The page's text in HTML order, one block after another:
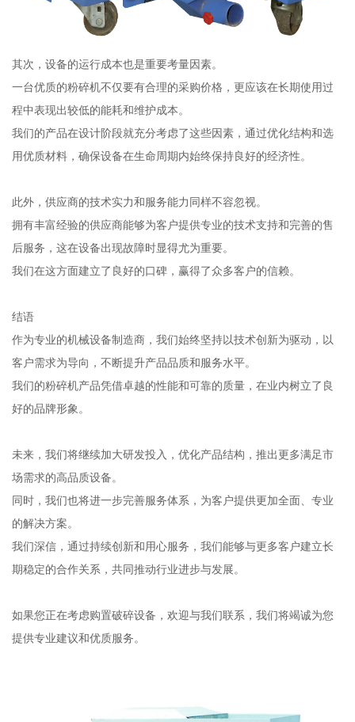
其次，设备的运行成本也是重要考量因素。
一台优质的粉碎机不仅要有合理的采购价格，更应该在长期使用过
程中表现出较低的能耗和维护成本。
我们的产品在设计阶段就充分考虑了这些因素，通过优化结构和选
用优质材料，确保设备在生命周期内始终保持良好的经济性。
此外，供应商的技术实力和服务能力同样不容忽视。
拥有丰富经验的供应商能够为客户提供专业的技术支持和完善的售
后服务，这在设备出现故障时显得尤为重要。
我们在这方面建立了良好的口碑，赢得了众多客户的信赖。
结语
作为专业的机械设备制造商，我们始终坚持以技术创新为驱动，以
客户需求为导向，不断提升产品品质和服务水平。
我们的粉碎机产品凭借卓越的性能和可靠的质量，在业内树立了良
好的品牌形象。
未来，我们将继续加大研发投入，优化产品结构，推出更多满足市
场需求的高品质设备。
同时，我们也将进一步完善服务体系，为客户提供更加全面、专业
的解决方案。
我们深信，通过持续创新和用心服务，我们能够与更多客户建立长
期稳定的合作关系，共同推动行业进步与发展。
如果您正在考虑购置破碎设备，欢迎与我们联系，我们将竭诚为您
提供专业建议和优质服务。